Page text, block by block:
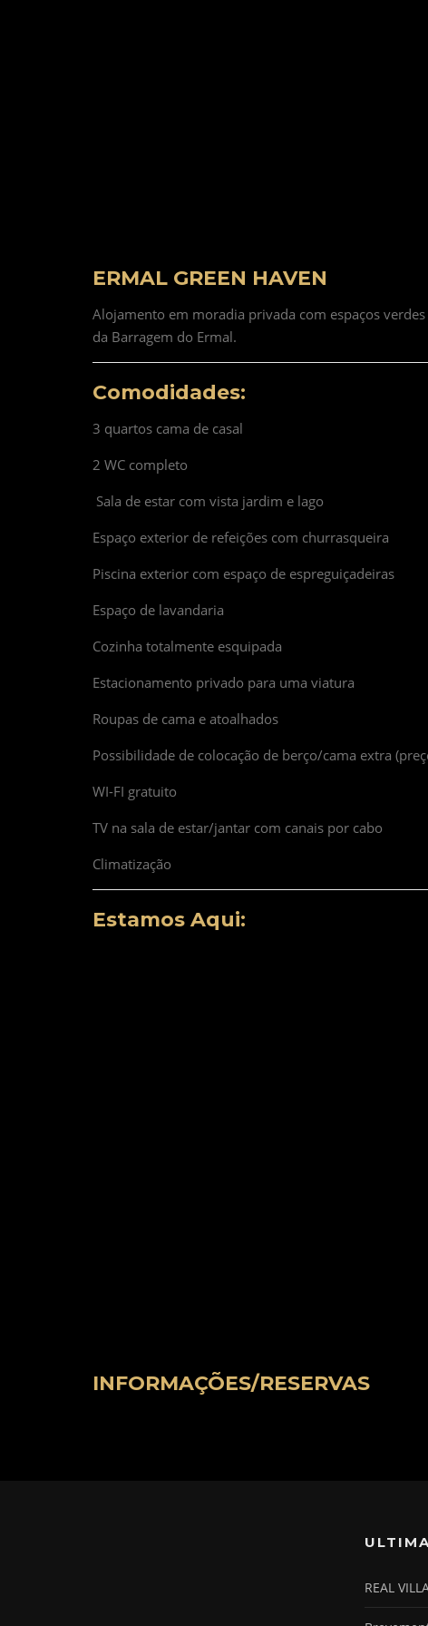
ERMAL GREEN HAVEN
Alojamento em moradia privada com espaços
da Barragem do Ermal.
Comodidades:
3 quartos cama de casal
2 WC completo
Sala de estar com vista jardim e lago
Espaço exterior de refeições com churrasqueira
Piscina exterior com espaço de espreguiçadeiras
Espaço de lavandaria
Cozinha totalmente esquipada
Estacionamento privado para uma viatura
Roupas de cama e atoalhados
Possibilidade de colocação de berço/cama extra
WI-FI gratuito
TV na sala de estar/jantar com canais por cabo
Climatização
Estamos Aqui:
INFORMAÇÕES/RESERVAS
REAL